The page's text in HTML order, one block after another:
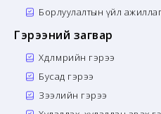
Борлуулалтын үйл
Гэрээний загвар
Хөдөлмөрийн гэрээ
Бусад гэрээ
Зээлийн гэрээ